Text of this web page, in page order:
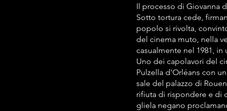
Il processo di Giovanna
Sotto tortura cede,
popolo si rivolta,
del cinema muto, nella
casualmente nel 1981,
Uno dei capolavori del
Pulzella d'Orléans con
sale del palazzo di
rifiuta di rispondere e di
gliela negano